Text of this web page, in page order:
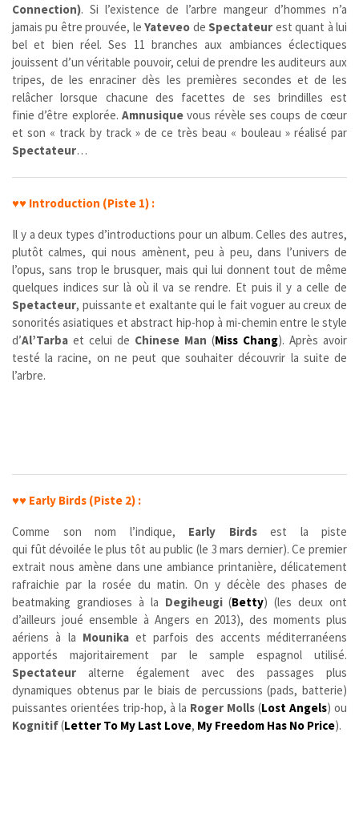
Connection). Si l’existence de l’arbre mangeur d’hommes n’a
jamais pu être prouvée, leYateveo deSpectateur est quant à lui
bel et bien réel. Ses 11 branches aux ambiances éclectiques
jouissent d’un véritable pouvoir, celui de prendre les auditeurs aux
tripes, de les enraciner dès les premières secondes et de les
relâcher lorsque chacune des facettes de ses brindilles est
finie d’être explorée. Amnusique vous révèle ses coups de cœur
et son « track by track » de ce très beau « bouleau » réalisé par
Spectateur…
♥♥ Introduction (Piste 1) :
Il y a deux types d’introductions pour un album. Celles des autres,
plutôt calmes, qui nous amènent, peu à peu, dans l’univers de
l’opus, sans trop le brusquer, mais qui lui donnent tout de même
quelques indices sur là où il va se rendre. Et puis il y a celle de
Spetacteur, puissante et exaltante qui le fait voguer au creux de
sonorités asiatiques et abstract hip-hop à mi-chemin entre le style
d’Al’Tarba et celui de Chinese Man (Miss Chang). Après avoir
testé la racine, on ne peut que souhaiter découvrir la suite de
l’arbre.
♥♥ Early Birds (Piste 2) :
Comme son nom l’indique, Early Birdsest la piste
qui fût dévoilée le plus tôt au public (le 3 mars dernier). Ce premier
extrait nous amène dans une ambiance printanière, délicatement
rafraichie par la rosée du matin. On y décèle des phases de
beatmaking grandioses à la Degiheugi(Betty) (les deux ont
d’ailleurs joué ensemble à Angers en 2013), des moments plus
aériens à la Mounika et parfois des accents méditerranéens
apportés majoritairement par le sample espagnol utilisé.
Spectateur alterne également avec des passages plus
dynamiques obtenus par le biais de percussions (pads, batterie)
puissantes orientées trip-hop, à la Roger Molls (Lost Angels) ou
Kognitif(Letter To My Last Love, My Freedom Has No Price).